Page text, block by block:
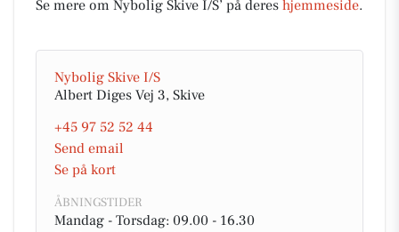
Se mere om Nybolig Skive I/S’ på deres hjemmeside.
Nybolig Skive I/S
Albert Diges Vej 3, Skive
+45 97 52 52 44
Send email
Se på kort
ÅBNINGSTIDER
Mandag - Torsdag: 09.00 - 16.30